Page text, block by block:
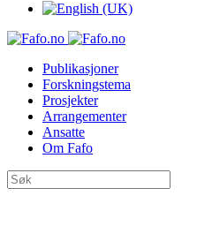
Publikasjoner
Forskningstema
Prosjekter
Arrangementer
Ansatte
Om Fafo